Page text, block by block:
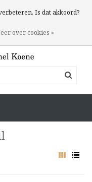
0 Artikelen
Is dat akkoord?
over cookies »